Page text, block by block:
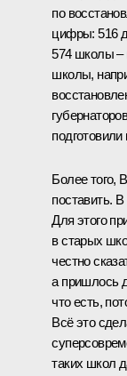
по
цифры: 516
574 школы –
школы,
Более того,
поставить.
Для этого
в старых
честно
а пришлось
что есть,
Всё это
таких школ